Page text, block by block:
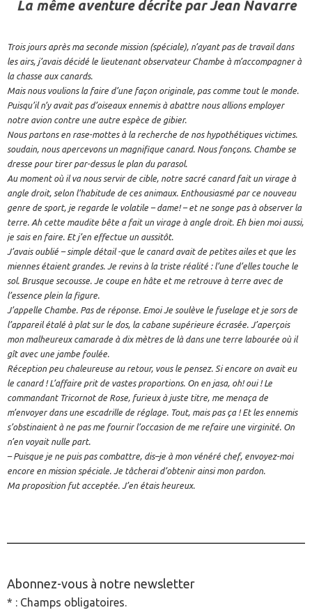
La même aventure décrite par Jean Navarre
Trois jours après ma seconde mission (spéciale), n’ayant pas de travail dans
les airs, j’avais décidé le lieutenant observateur Chambe à m’accompagner à
la chasse aux canards.
Mais nous voulions la faire d’une façon originale, pas comme tout le monde.
Puisqu’il n’y avait pas d’oiseaux ennemis à abattre nous allions employer
notre avion contre une autre espèce de gibier.
Nous partons en rase-mottes à la recherche de nos hypothétiques victimes.
soudain, nous apercevons un magnifique canard. Nous fonçons. Chambe se
dresse pour tirer par-dessus le plan du parasol.
Au moment où il va nous servir de cible, notre sacré canard fait un virage à
angle droit, selon l’habitude de ces animaux. Enthousiasmé par ce nouveau
genre de sport, je regarde le volatile – dame! – et ne songe pas à observer la
terre. Ah cette maudite bête a fait un virage à angle droit. Eh bien moi aussi,
je sais en faire. Et j’en effectue un aussitôt.
J’avais oublié – simple détail -que le canard avait de petites ailes et que les
miennes étaient grandes. Je revins à la triste réalité : l’une d’elles touche le
sol. Brusque secousse. Je coupe en hâte et me retrouve à terre avec de
l’essence plein la figure.
J’appelle Chambe. Pas de réponse. Emoi Je soulève le fuselage et je sors de
l’appareil étalé à plat sur le dos, la cabane supérieure écrasée. J’aperçois
mon malheureux camarade à dix mètres de là dans une terre labourée où il
gît avec une jambe foulée.
Réception peu chaleureuse au retour, vous le pensez. Si encore on avait eu
le canard ! L’affaire prit de vastes proportions. On en jasa, oh! oui ! Le
commandant Tricornot de Rose, furieux à juste titre, me menaça de
m’envoyer dans une escadrille de réglage. Tout, mais pas ça ! Et les ennemis
s’obstinaient à ne pas me fournir l’occasion de me refaire une virginité. On
n’en voyait nulle part.
– Puisque je ne puis pas combattre, dis–je à mon vénéré chef, envoyez-moi
encore en mission spéciale. Je tâcherai d’obtenir ainsi mon pardon.
Ma proposition fut acceptée. J’en étais heureux.
Abonnez-vous à notre newsletter
* : Champs obligatoires.